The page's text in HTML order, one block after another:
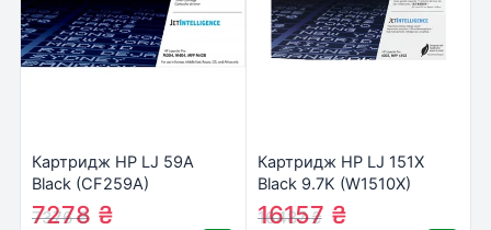
Картридж HP LJ 59A
Black (CF259A)
7376₴
7278 ₴
Картридж HP LJ 151X
Black 9.7K (W1510X)
16487₴
16157 ₴